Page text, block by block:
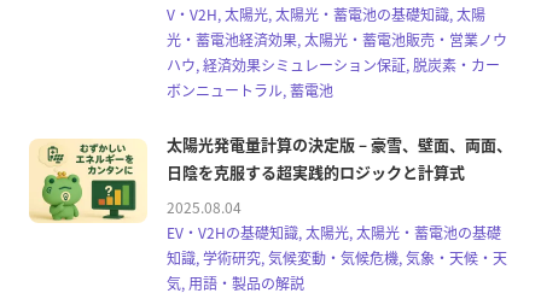
V・V2H, 太陽光, 太陽光・蓄電池の基礎知識, 太陽
光・蓄電池経済効果, 太陽光・蓄電池販売・営業ノウ
ハウ, 経済効果シミュレーション保証, 脱炭素・カー
ボンニュートラル, 蓄電池
太陽光発電量計算の決定版 – 豪雪、壁面、両面、
日陰を克服する超実践的ロジックと計算式
2025.08.04
EV・V2Hの基礎知識, 太陽光, 太陽光・蓄電池の基礎
知識, 学術研究, 気候変動・気候危機, 気象・天候・天
気, 用語・製品の解説